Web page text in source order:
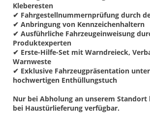
Kleberesten
✔ Fahrgestellnummernprüfung durch
✔ Anbringung von Kennzeichenhaltern
✔ Ausführliche Fahrzeugeinweisung
Produktexperten
✔ Erste-Hilfe-Set mit Warndreieck,
Warnweste
✔ Exklusive Fahrzeugpräsentation
hochwertigen Enthüllungstuch
Nur bei Abholung an unserem Standort
bei Haustürlieferung verfügbar.